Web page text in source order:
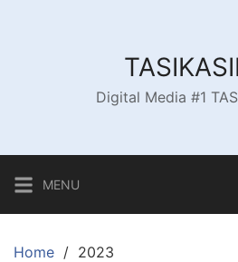
Digital Media #1
MENU
Home 2023